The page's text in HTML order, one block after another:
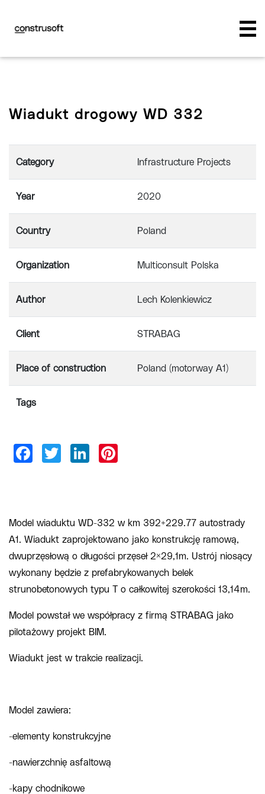
Wiadukt drogowy WD 332
Category Infrastructure Projects
Year 2020
Country Poland
Organization Multiconsult Polska
Author Lech Kolenkiewicz
Client STRABAG
Place of construction Poland (motorway A1)
Tags
Model wiaduktu WD-332 w km 392+229.77 autostrady
A1. Wiadukt zaprojektowano jako konstrukcję ramową,
dwuprzęsłową o długości przęseł 2×29,1m. Ustrój niosący
wykonany będzie z prefabrykowanych belek
strunobetonowych typu T o całkowitej szerokości 13,14m.
Model powstał we współpracy z firmą STRABAG jako
pilotażowy projekt BIM.
Wiadukt jest w trakcie realizacji.
Model zawiera:
-elementy konstrukcyjne
-nawierzchnię asfaltową
-kapy chodnikowe